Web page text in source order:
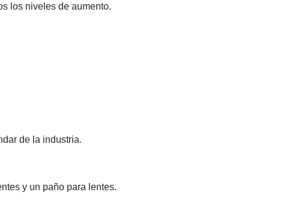
los niveles de aumento.
de la industria.
y un paño para lentes.